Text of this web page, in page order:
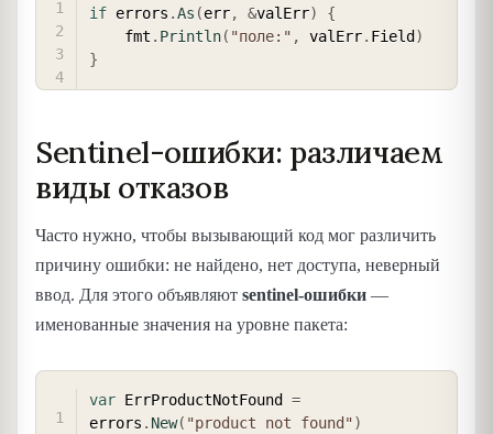
if errors .As (err, &valErr)
{
    fmt
. Println( "поле:" , valErr. Field )
}
Sentinel-ошибки: различаем
виды отказов
Часто нужно, чтобы вызывающий код мог различить
причину ошибки: не найдено, нет доступа, неверный
ввод. Для этого объявляют sentinel-ошибки —
именованные значения на уровне пакета:
var ErrProductNotFound =
errors . New( "product not found")